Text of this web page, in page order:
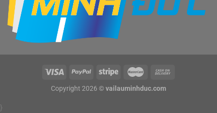
Copyright 2026 © vailauminhduc.com
}